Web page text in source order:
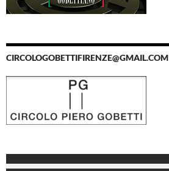
CIRCOLOGOBETTIFIRENZE@GMAIL.COM